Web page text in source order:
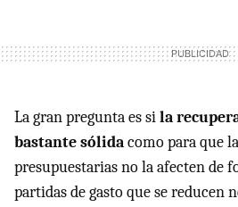
La gran pregunta es sila
bastante sólidacomo para que
presupuestarias no la afecten de
partidas de gasto que se reducen